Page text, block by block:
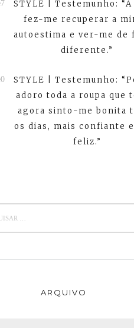
STYLE | Testemunho:
fez-me recuperar a
autoestima e ver-me de
diferente.”
STYLE | Testemunho:
adoro toda a roupa que
agora sinto-me bonita
os dias, mais confiante
feliz.”
ARQUIVO